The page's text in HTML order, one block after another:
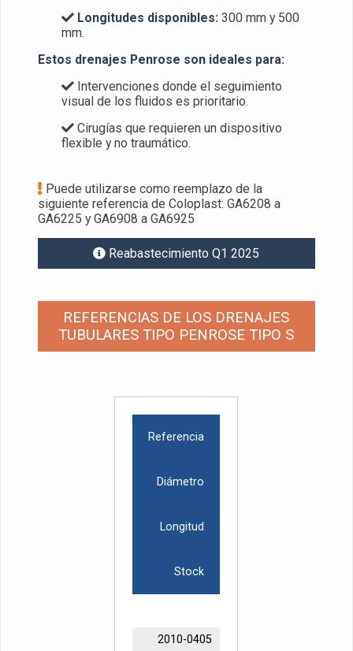
Longitudes disponibles: 300 mm y 500
mm.
Estos drenajes Penrose son ideales para:
Intervenciones donde el seguimiento
visual de los fluidos es prioritario.
Cirugías que requieren un dispositivo
flexible y no traumático.
Puede utilizarse como reemplazo de la
siguiente referencia de Coloplast: GA6208 a
GA6225 y GA6908 a GA6925
Reabastecimiento Q1 2025
REFERENCIAS DE LOS DRENAJES
TUBULARES TIPO PENROSE TIPO S
Referencia
Diámetro
Longitud
Stock
2010-0405